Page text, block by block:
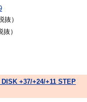
）
）
+37/+24/+11 STEP